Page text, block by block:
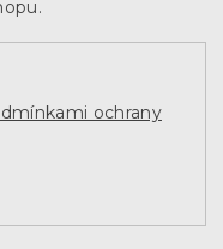
ochrany